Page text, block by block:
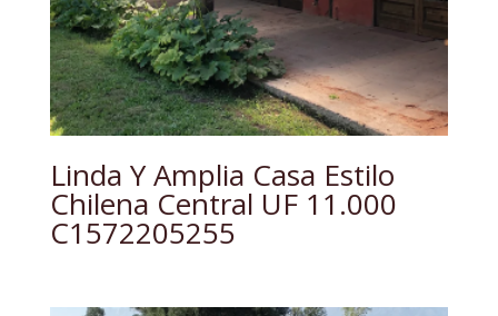
Linda Y Amplia Casa Estilo
Chilena Central UF 11.000
C1572205255